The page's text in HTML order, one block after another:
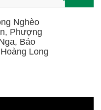
Nghèo
Phượng
Bảo
Long